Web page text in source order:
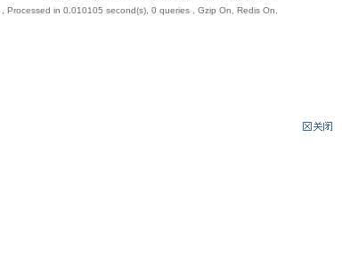
, Processed in 0.010105 second(s), 0 queries , Gzip On, Redis On.